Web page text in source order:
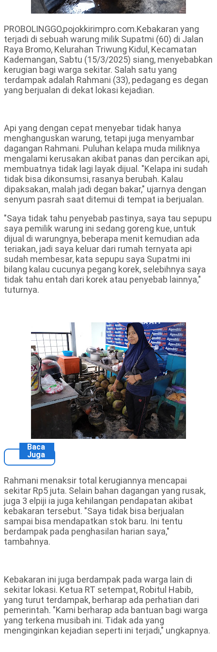
PROBOLINGGO,pojokkirimpro.com.Kebakaran yang
terjadi di sebuah warung milik Supatmi (60) di Jalan
Raya Bromo, Kelurahan Triwung Kidul, Kecamatan
Kademangan, Sabtu (15/3/2025) siang, menyebabkan
kerugian bagi warga sekitar. Salah satu yang
terdampak adalah Rahmani (33), pedagang es degan
yang berjualan di dekat lokasi kejadian.
Api yang dengan cepat menyebar tidak hanya
menghanguskan warung, tetapi juga menyambar
dagangan Rahmani. Puluhan kelapa muda miliknya
mengalami kerusakan akibat panas dan percikan api,
membuatnya tidak lagi layak dijual. "Kelapa ini sudah
tidak bisa dikonsumsi, rasanya berubah. Kalau
dipaksakan, malah jadi degan bakar," ujarnya dengan
senyum pasrah saat ditemui di tempat ia berjualan.
"Saya tidak tahu penyebab pastinya, saya tau sepupu
saya pemilik warung ini sedang goreng kue, untuk
dijual di warungnya, beberapa menit kemudian ada
teriakan, jadi saya keluar dari rumah ternyata api
sudah membesar, kata sepupu saya Supatmi ini
bilang kalau cucunya pegang korek, selebihnya saya
tidak tahu entah dari korek atau penyebab lainnya,"
tuturnya.
Baca
Juga
Rahmani menaksir total kerugiannya mencapai
sekitar Rp5 juta. Selain bahan dagangan yang rusak,
juga 3 elpiji ia juga kehilangan pendapatan akibat
kebakaran tersebut. "Saya tidak bisa berjualan
sampai bisa mendapatkan stok baru. Ini tentu
berdampak pada penghasilan harian saya,"
tambahnya.
Kebakaran ini juga berdampak pada warga lain di
sekitar lokasi. Ketua RT setempat, Robitul Habib,
yang turut terdampak, berharap ada perhatian dari
pemerintah. "Kami berharap ada bantuan bagi warga
yang terkena musibah ini. Tidak ada yang
menginginkan kejadian seperti ini terjadi," ungkapnya.